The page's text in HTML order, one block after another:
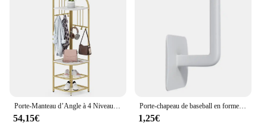
Porte-Manteau d’Angle à 4 Niveaux avec Rangement pour Chaussures, 6 Crochets Amovibles, Etagère à Chaussures de 180 cm de Haut, Porte-Vêtements Autoportant, pour Salon, Chambre, Couloir
54,15€
Porte-chapeau de baseball en forme de L, organisateur de chapeau mural, gain de place, supports, crochets, évaluation, T1
1,25€